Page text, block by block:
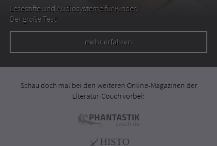
Lesestifte und Audiosysteme für Kinder.
Der große Test.
mehr erfahren
Schau doch mal bei den weiteren Online-Magazinen der
Literatur-Couch vorbei: